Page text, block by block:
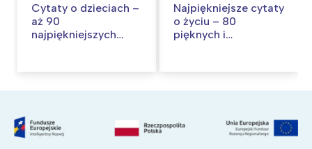
Cytaty o dzieciach –
aż 90
najpiękniejszych
Najpiękniejsze cytaty
o życiu – 80
pięknych i